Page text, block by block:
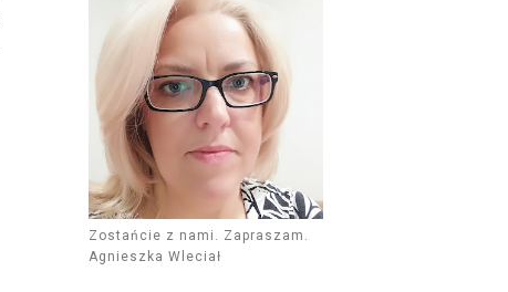
Zostańcie z nami. Zapraszam.
Agnieszka Wleciał